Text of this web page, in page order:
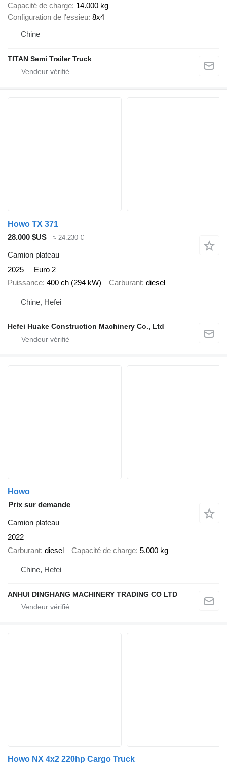
Capacité de charge 14.000 kg
Configuration de l'essieu 8x4
Chine
TITAN Semi Trailer Truck
Howo TX 371
28.000 $US
≈ 24.230 €
Camion plateau
2025
Euro 2
Puissance 400 ch (294 kW) Carburant diesel
Chine, Hefei
Hefei Huake Construction Machinery Co., Ltd
Howo
Prix sur demande
Camion plateau
2022
Carburant diesel Capacité de charge 5.000 kg
Chine, Hefei
ANHUI DINGHANG MACHINERY TRADING CO LTD
Howo NX 4x2 220hp Cargo Truck